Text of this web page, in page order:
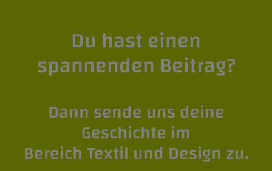
Du hast einen
spannenden Beitrag?
Dann sende uns deine
Geschichte im
Bereich Textil und Design zu.